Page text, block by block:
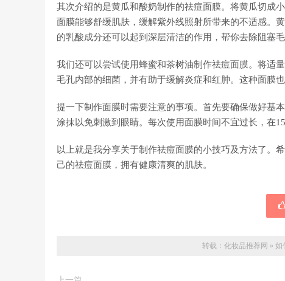
其次介绍的是黄瓜和酸奶制作的祛痘面膜。将黄瓜切成
面膜能够舒缓肌肤，缓解紫外线照射所带来的不适感。
的乳酸成分还可以起到深层清洁的作用，帮你去除阻塞毛
我们还可以尝试使用蜂蜜和茶树油制作祛痘面膜。将适
毛孔内部的细菌，并有助于缓解炎症和红肿。这种面膜
提一下制作面膜时需要注意的事项。首先要确保做好基
涂抹以免刺激到眼睛。每次使用面膜时间不宜过长，在
以上就是我分享关于制作祛痘面膜的小技巧及方法了。
己的祛痘面膜，拥有健康清爽的肌肤。
转载： 化妆品推荐网 » 如